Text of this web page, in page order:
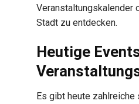
Veranstaltungskalender
Stadt zu entdecken.
Heutige
Es gibt heute zahlreiche